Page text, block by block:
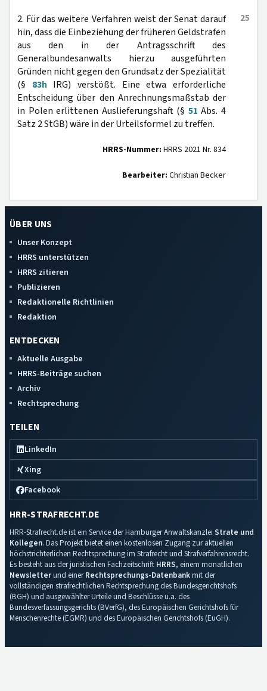
25
2. Für das weitere Verfahren weist der Senat darauf
hin, dass die Einbeziehung der früheren Geldstrafen
aus den in der Antragsschrift des
Generalbundesanwalts hierzu ausgeführten
Gründen nicht gegen den Grundsatz der Spezialität
(§ 83h IRG) verstößt. Eine etwa erforderliche
Entscheidung über den Anrechnungsmaßstab der
in Polen erlittenen Auslieferungshaft (§ 51 Abs. 4
Satz 2 StGB) wäre in der Urteilsformel zu treffen.
HRRS-Nummer: HRRS 2021 Nr. 834
Bearbeiter: Christian Becker
ÜBER UNS
Unser Konzept
HRRS unterstützen
HRRS zitieren
Publizieren
Redaktionelle Richtlinien
Redaktion
ENTDECKEN
Aktuelle Ausgabe
HRRS-Beiträge suchen
Archiv
Rechtsprechung
TEILEN
LinkedIn
Xing
Facebook
HRR-STRAFRECHT.DE
HRR-Strafrecht.de ist ein Service der Hamburger Anwaltskanzlei Strate und
Kollegen. Das Projekt bietet einen kostenlosen Zugang zur aktuellen
höchstrichterlichen Rechtsprechung im Strafrecht und Strafverfahrensrecht.
Es besteht aus der juristischen Fachzeitschrift HRRS, einem monatlichen
Newsletterund einerRechtsprechungs-Datenbankmit der
vollständigen strafrechtlichen Rechtsprechung des Bundesgerichtshofs
(BGH) und ausgewählter Urteile und Beschlüsse u.a. des
Bundesverfassungsgerichts (BVerfG), des Europäischen Gerichtshofs für
Menschenrechte (EGMR) und des Europäischen Gerichtshofs (EuGH).